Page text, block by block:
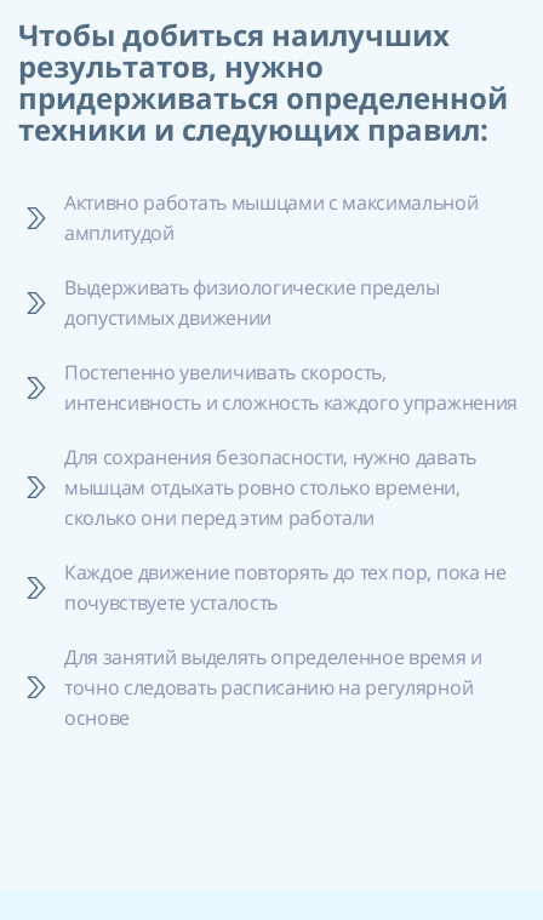
Чтобы добиться наилучших
результатов, нужно
придерживаться определенной
техники и следующих правил:
Активно работать мышцами с максимальной
амплитудой
Выдерживать физиологические пределы
допустимых движении
Постепенно увеличивать скорость,
интенсивность и сложность каждого упражнения
Для сохранения безопасности, нужно давать
мышцам отдыхать ровно столько времени,
сколько они перед этим работали
Каждое движение повторять до тех пор, пока не
почувствуете усталость
Для занятий выделять определенное время и
точно следовать расписанию на регулярной
основе